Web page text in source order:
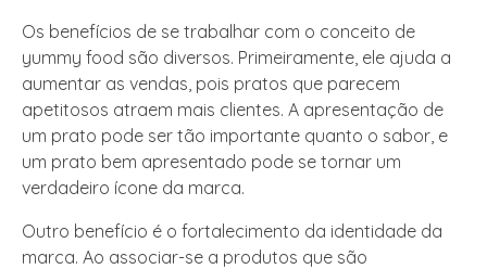
Os benefícios de se trabalhar com o conceito de
yummy food são diversos. Primeiramente, ele ajuda a
aumentar as vendas, pois pratos que parecem
apetitosos atraem mais clientes. A apresentação de
um prato pode ser tão importante quanto o sabor, e
um prato bem apresentado pode se tornar um
verdadeiro ícone da marca.
Outro benefício é o fortalecimento da identidade da
marca. Ao associar-se a produtos que são